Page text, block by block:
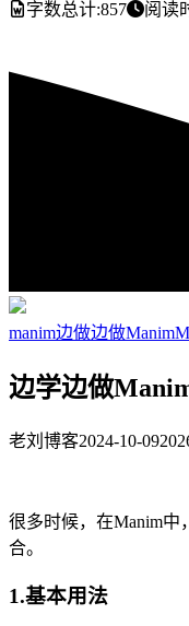
字数总计:857 阅读
manim边做边做Manim
边学边做
老刘博客2024-10-09
很多时候，在Manim中
合。
1.基本用法